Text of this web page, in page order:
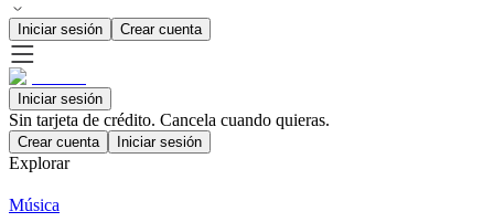
Iniciar sesión Crear cuenta
Iniciar sesión
Sin tarjeta de crédito. Cancela cuando quieras.
Crear cuenta Iniciar sesión
Explorar
Música